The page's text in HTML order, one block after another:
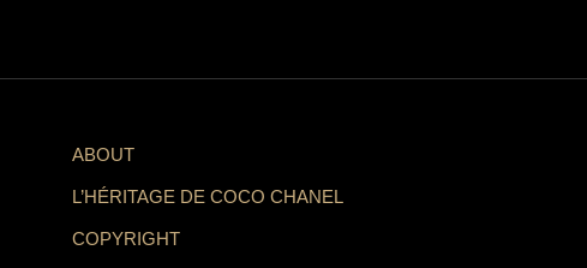
ABOUT
L’HÉRITAGE DE COCO CHANEL
COPYRIGHT